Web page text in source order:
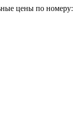
цены по номеру: